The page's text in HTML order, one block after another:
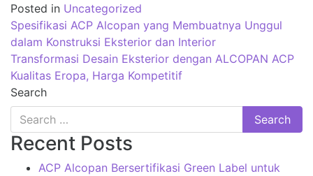
Posted in Uncategorized
Post
navigation
Spesifikasi ACP Alcopan yang Membuatnya Unggul
dalam Konstruksi Eksterior dan Interior
Transformasi Desain Eksterior dengan ALCOPAN ACP
Kualitas Eropa, Harga Kompetitif
Search
Recent Posts
ACP Alcopan Bersertifikasi Green Label untuk